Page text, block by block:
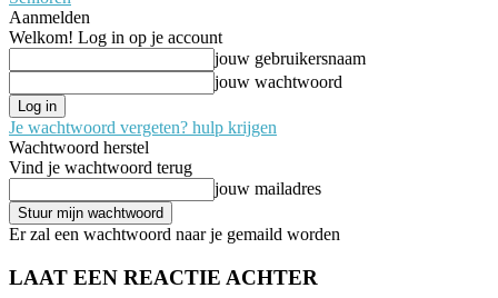
Aanmelden
Welkom! Log in op je account
jouw gebruikersnaam
jouw wachtwoord
Je wachtwoord vergeten? hulp krijgen
Wachtwoord herstel
Vind je wachtwoord terug
jouw mailadres
Er zal een wachtwoord naar je gemaild worden
LAAT EEN REACTIE ACHTER